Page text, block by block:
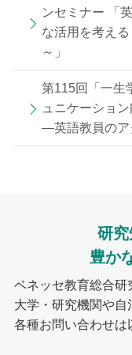
ンセミナー 「
な活用を考え
～」
第115回「一生
ュニケーショ
—英語教員の
研
豊か
ベネッセ教育総合研
大学・研究機関や自
各種お問い合わせは